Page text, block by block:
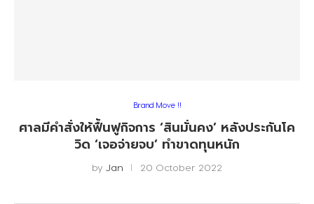
Brand Move !!
ศาลมีคำสั่งให้ฟื้นฟูกิจการ ‘สินมั่นคง’ หลังประกันโค
วิด ‘เจอจ่ายจบ’ ทำขาดทุนหนัก
by Jan 20 October 2022